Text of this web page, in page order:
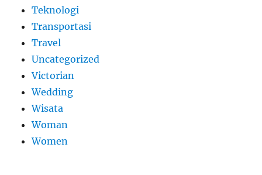
Teknologi
Transportasi
Travel
Uncategorized
Victorian
Wedding
Wisata
Woman
Women